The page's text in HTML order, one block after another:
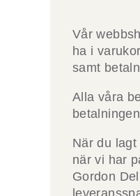
Vår
ha i
samt
Alla våra
När du
när vi har
Gordon